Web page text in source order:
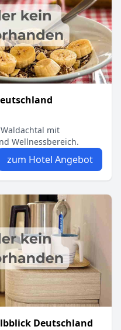
mit
Wellnessbereich.
zum Hotel Angebot
Deutschland